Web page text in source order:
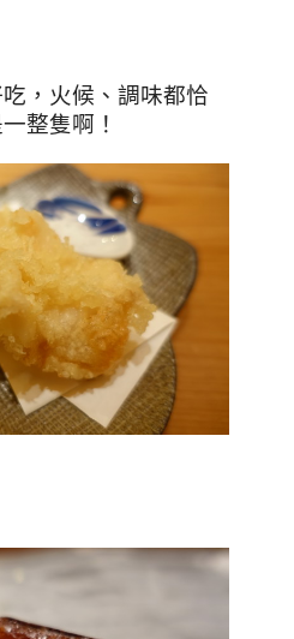
，火候、調味都恰
整隻啊！